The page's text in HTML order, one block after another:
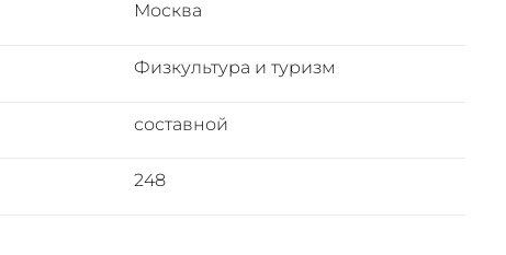
Москва
Физкультура и туризм
составной
248